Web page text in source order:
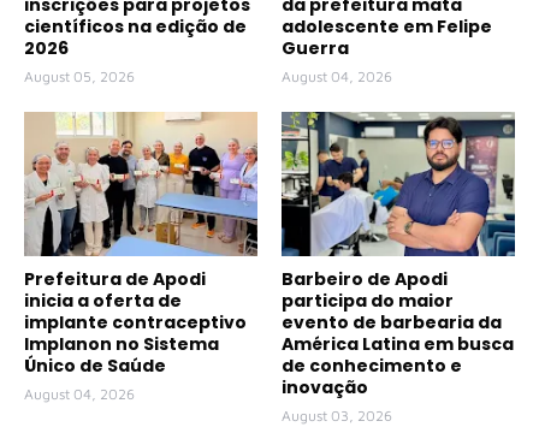
inscrições para projetos
científicos na edição de
2026
August 05, 2026
da prefeitura mata
adolescente em Felipe
Guerra
August 04, 2026
Prefeitura de Apodi
inicia a oferta de
implante contraceptivo
Implanon no Sistema
Único de Saúde
August 04, 2026
Barbeiro de Apodi
participa do maior
evento de barbearia da
América Latina em busca
de conhecimento e
inovação
August 03, 2026